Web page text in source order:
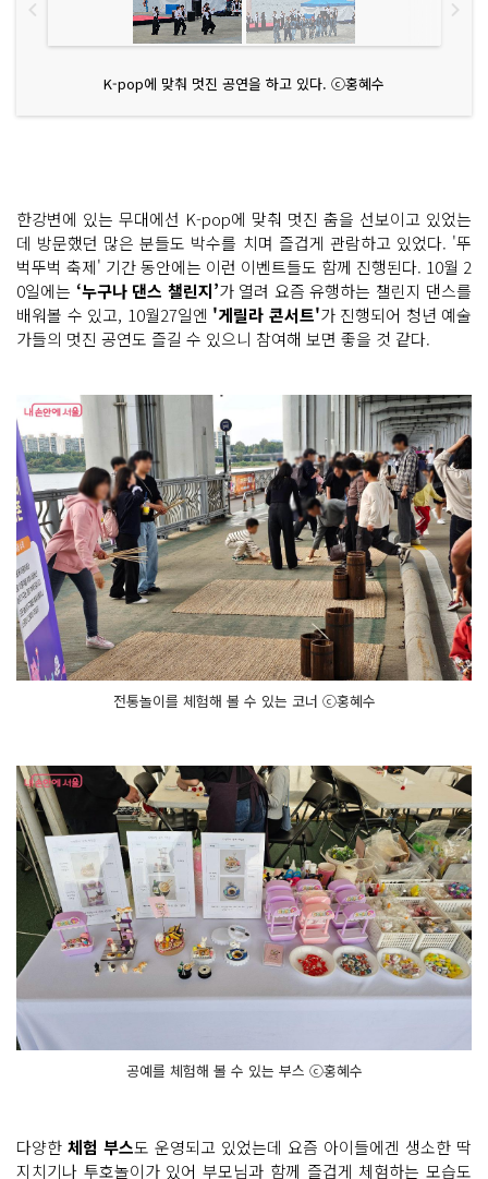
K-pop에 맞춰 멋진 공연을 하고 있다. ⓒ홍혜수
한강변에 있는 무대에선 K-pop에 맞춰 멋진 춤을 선보이고 있었는
데 방문했던 많은 분들도 박수를 치며 즐겁게 관람하고 있었다. '뚜
벅뚜벅 축제' 기간 동안에는 이런 이벤트들도 함께 진행된다. 10월 2
0일에는 ‘누구나 댄스 챌린지’가 열려 요즘 유행하는 챌린지 댄스를
배워볼 수 있고, 10월27일엔 '게릴라 콘서트'가 진행되어 청년 예술
가들의 멋진 공연도 즐길 수 있으니 참여해 보면 좋을 것 같다.
전통놀이를 체험해 볼 수 있는 코너 ⓒ홍혜수
공예를 체험해 볼 수 있는 부스 ⓒ홍혜수
다양한 체험 부스도 운영되고 있었는데 요즘 아이들에겐 생소한 딱
지치기나 투호놀이가 있어 부모님과 함께 즐겁게 체험하는 모습도